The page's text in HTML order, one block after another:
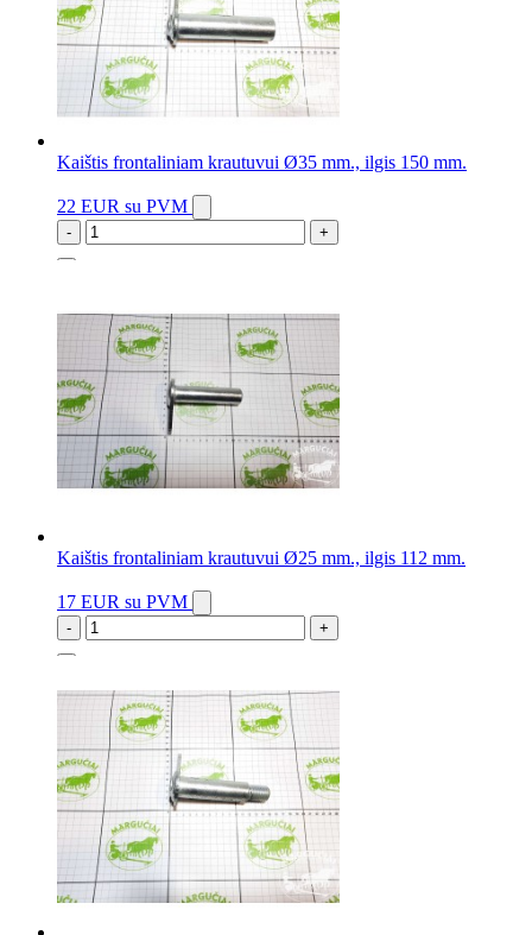
Kaištis frontaliniam krautuvui Ø35 mm., ilgis 150 mm.
22 EUR su PVM
- +
Kaištis frontaliniam krautuvui Ø25 mm., ilgis 112 mm.
17 EUR su PVM
- +